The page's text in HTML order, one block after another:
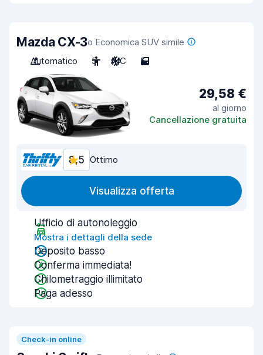
Mazda CX-3o Economica SUV simile
Automatico
5 A/C 5
29,58 €
al giorno
Cancellazione gratuita
8,5 Ottimo
Visualizza offerta
Ufficio di autonoleggio
Mostra i dettagli della sede
Deposito basso
Conferma immediata!
Chilometraggio illimitato
Paga adesso
Check-in online